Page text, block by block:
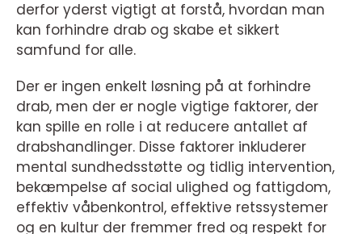
derfor yderst vigtigt at forstå, hvordan man
kan forhindre drab og skabe et sikkert
samfund for alle.
Der er ingen enkelt løsning på at forhindre
drab, men der er nogle vigtige faktorer, der
kan spille en rolle i at reducere antallet af
drabshandlinger. Disse faktorer inkluderer
mental sundhedsstøtte og tidlig intervention,
bekæmpelse af social ulighed og fattigdom,
effektiv våbenkontrol, effektive retssystemer
og en kultur der fremmer fred og respekt for